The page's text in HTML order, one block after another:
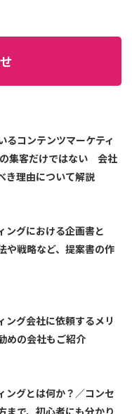
るコンテンツマーケティ
集客だけではない 会社
き理由について解説
ングにおける企画書と
や戦略など、提案書の作
ング会社に依頼するメリ
めの会社もご紹介
ングとは何か？／コンセ
まで、初心者にも分かり